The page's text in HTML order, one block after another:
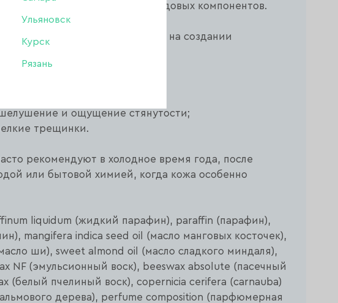
Ульяновск
Курск
Рязань
и усиливает действие уходовых компонентов.
не на прогреве тканей, а на создании
и ощущение стянутости;
трещинки.
рекомендуют в холодное время года, после
или бытовой химией, когда кожа особенно
liquidum (жидкий парафин), paraffin (парафин),
mangifera indica seed oil (масло манговых косточек),
ши), sweet almond oil (масло сладкого миндаля),
NF (эмульсионный воск), beeswax absolute (пасечный
(белый пчелиный воск), copernicia cerifera (carnauba)
дерева), perfume composition (парфюмерная